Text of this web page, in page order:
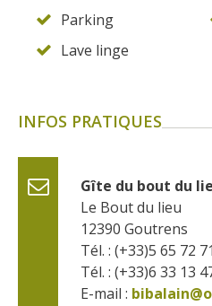
Parking
Lave linge
INFOS PRATIQUES
Gîte du bout du
Le Bout du lieu
12390 Goutrens
Tél. : (+33)5 65 72
Tél. : (+33)6 33 13
E-mail :